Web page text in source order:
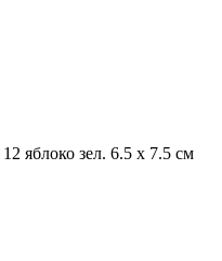
12 яблоко зел. 6.5 х 7.5 см